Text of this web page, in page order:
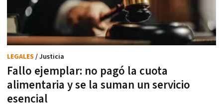
Fallo ejemplar: no pagó la cuota
alimentaria y se la suman un servicio
esencial
LEGALES / Justicia